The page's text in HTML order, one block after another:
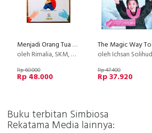
Menjadi Orang Tua Bijaksana
oleh Rimalia, SKM, M.M., Riawani Elyta, S.Sos, Risa Mutia, S.T.
Rp 60.000
Rp 48.000
oleh Ichsan
Rp 47.400
Rp 37.920
Buku terbitan Simbiosa
Rekatama Media lainnya: